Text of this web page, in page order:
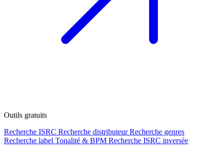
Outils gratuits
Recherche ISRC Recherche distributeur Recherche genres
Recherche label Tonalité & BPM Recherche ISRC inversée